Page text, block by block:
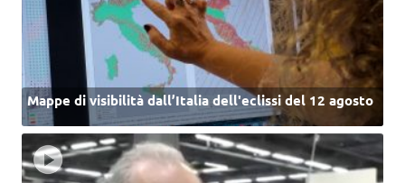
Mappe di visibilità dall’Italia dell'eclissi del 12 agosto